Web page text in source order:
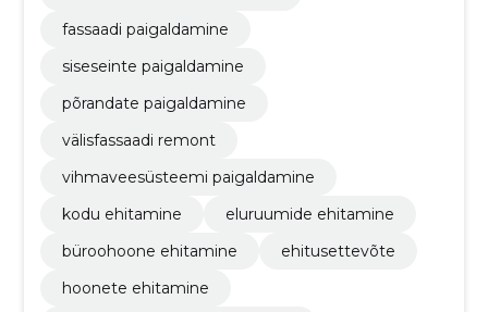
fassaadi paigaldamine
siseseinte paigaldamine
põrandate paigaldamine
välisfassaadi remont
vihmaveesüsteemi paigaldamine
kodu ehitamine
eluruumide ehitamine
büroohoone ehitamine
ehitusettevõte
hoonete ehitamine